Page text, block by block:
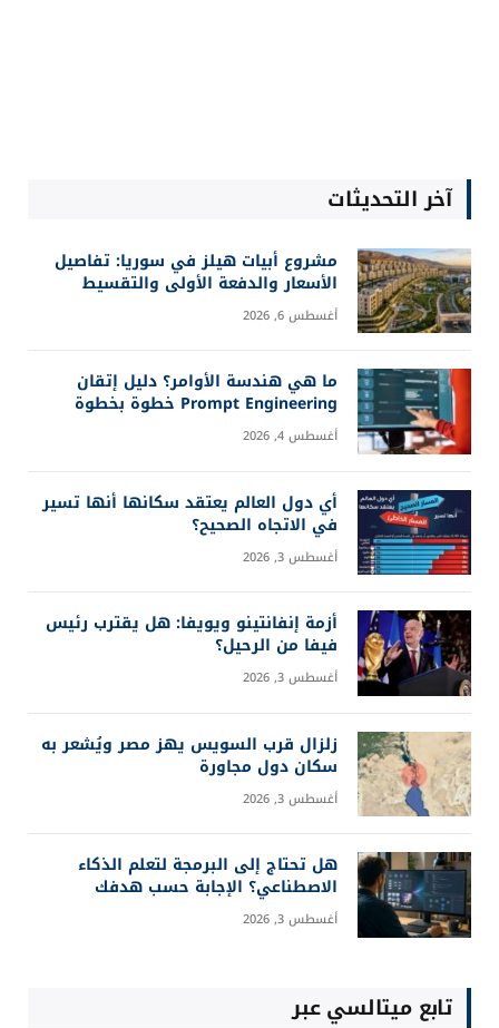
آخر التحديثات
مشروع أبيات هيلز في سوريا: تفاصيل
الأسعار والدفعة الأولى والتقسيط
أغسطس 6, 2026
ما هي هندسة الأوامر؟ دليل إتقان
Prompt Engineering خطوة بخطوة
أغسطس 4, 2026
أي دول العالم يعتقد سكانها أنها تسير
في الاتجاه الصحيح؟
أغسطس 3, 2026
أزمة إنفانتينو ويويفا: هل يقترب رئيس
فيفا من الرحيل؟
أغسطس 3, 2026
زلزال قرب السويس يهز مصر ويُشعر به
سكان دول مجاورة
أغسطس 3, 2026
هل تحتاج إلى البرمجة لتعلم الذكاء
الاصطناعي؟ الإجابة حسب هدفك
أغسطس 3, 2026
تابع ميتالسي عبر